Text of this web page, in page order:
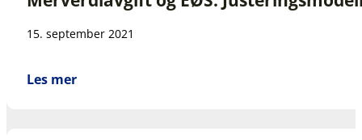
15. september 2021
Les mer